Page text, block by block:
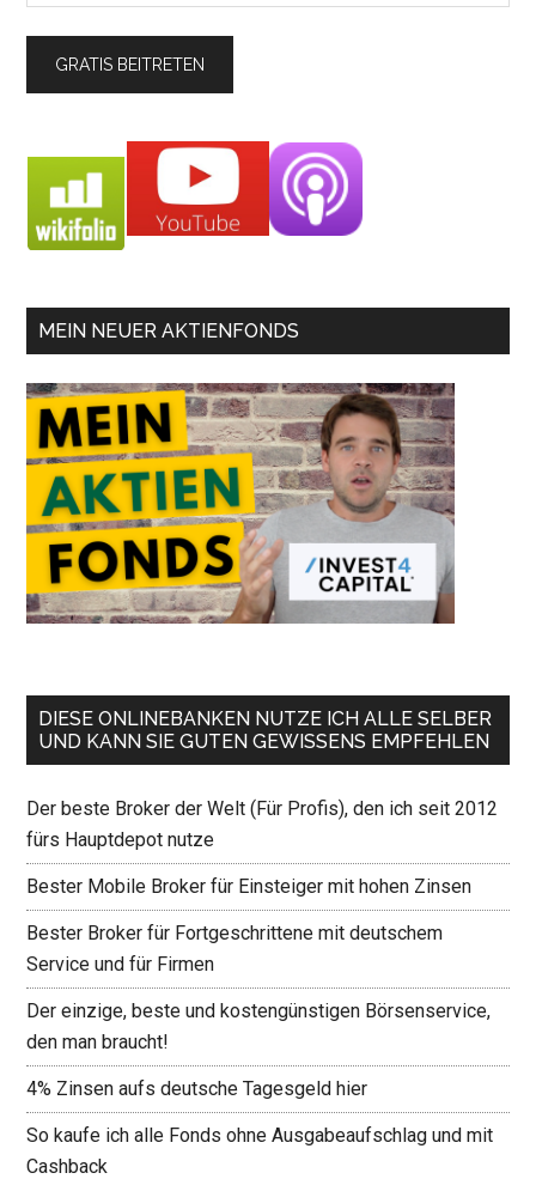
MEIN NEUER AKTIENFONDS
DIESE ONLINEBANKEN NUTZE ICH ALLE SELBER
UND KANN SIE GUTEN GEWISSENS EMPFEHLEN
Der beste Broker der Welt (Für Profis), den ich seit 2012
fürs Hauptdepot nutze
Bester Mobile Broker für Einsteiger mit hohen Zinsen
Bester Broker für Fortgeschrittene mit deutschem
Service und für Firmen
Der einzige, beste und kostengünstigen Börsenservice,
den man braucht!
4% Zinsen aufs deutsche Tagesgeld hier
So kaufe ich alle Fonds ohne Ausgabeaufschlag und mit
Cashback